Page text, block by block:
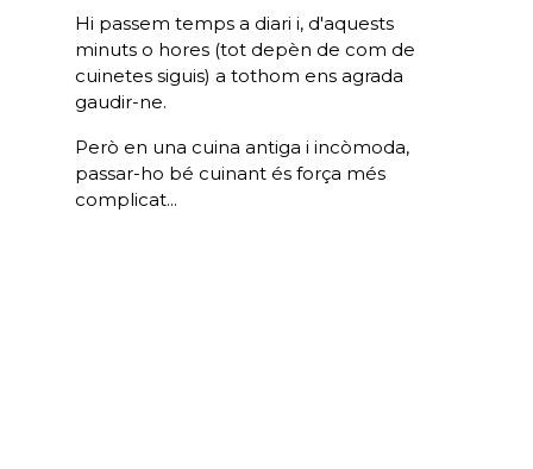
Hi passem temps a diari i, d'aquests
minuts o hores (tot depèn de com de
cuinetes siguis) a tothom ens agrada
gaudir-ne.
Però en una cuina antiga i incòmoda,
passar-ho bé cuinant és força més
complicat...